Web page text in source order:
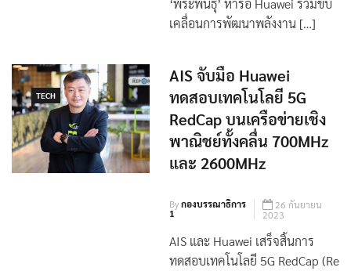
‘พีระพันธุ์’ หารือ Huawei ร่วมขับ
เคลื่อนการพัฒนาพลังงาน […]
TECH
AIS จับมือ Huawei
ทดสอบเทคโนโลยี 5G
RedCap บนเครือข่ายเชิง
พาณิชย์ทั้งคลื่น 700MHz
และ 2600MHz
Byกองบรรณาธิการ
1
26 กันยายน
2023
AIS และ Huawei เสร็จสิ้นการ
ทดสอบเทคโนโลยี 5G RedCap (Re